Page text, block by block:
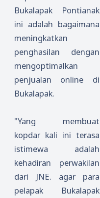
Bukalapak Pontianak
ini adalah bagaimana
meningkatkan
penghasilan dengan
mengoptimalkan
penjualan online di
Bukalapak.
"Yang membuat
kopdar kali ini terasa
istimewa adalah
kehadiran perwakilan
dari JNE. agar para
pelapak Bukalapak